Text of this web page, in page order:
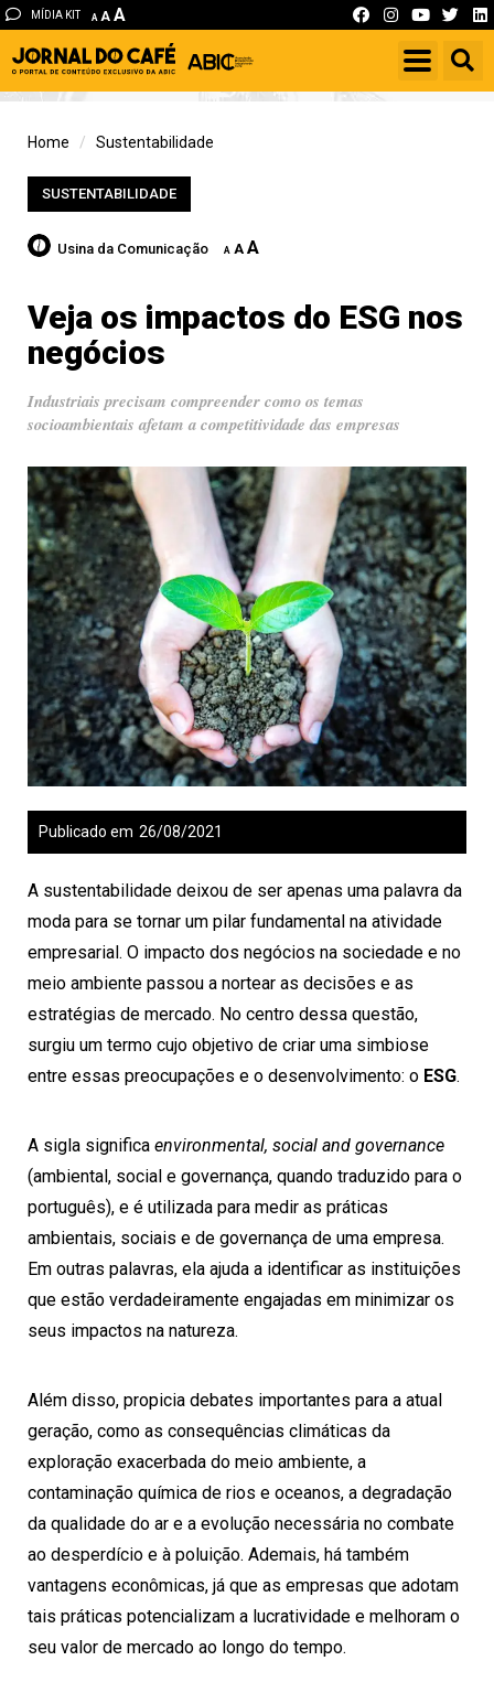
MÍDIA KIT A A A
Home Sustentabilidade
SUSTENTABILIDADE
Usina da Comunicação A A A
Veja os impactos do ESG nos
negócios
Industriais precisam compreender como os temas
socioambientais afetam a competitividade das empresas
26/08/2021
Publicado em
A sustentabilidade deixou de ser apenas uma palavra da
moda para se tornar um pilar fundamental na atividade
empresarial. O impacto dos negócios na sociedade e no
meio ambiente passou a nortear as decisões e as
estratégias de mercado. No centro dessa questão,
surgiu um termo cujo objetivo de criar uma simbiose
entre essas preocupações e o desenvolvimento: o ESG.
A sigla significa environmental, social and governance
(ambiental, social e governança, quando traduzido para o
português), e é utilizada para medir as práticas
ambientais, sociais e de governança de uma empresa.
Em outras palavras, ela ajuda a identificar as instituições
que estão verdadeiramente engajadas em minimizar os
seus impactos na natureza.
Além disso, propicia debates importantes para a atual
geração, como as consequências climáticas da
exploração exacerbada do meio ambiente, a
contaminação química de rios e oceanos, a degradação
da qualidade do ar e a evolução necessária no combate
ao desperdício e à poluição. Ademais, há também
vantagens econômicas, já que as empresas que adotam
tais práticas potencializam a lucratividade e melhoram o
seu valor de mercado ao longo do tempo.